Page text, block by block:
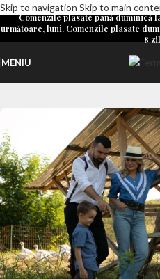
Skip to navigation Skip to main
Comenzile plasate până duminică
următoare, luni. Comenzile plasate
8
MENIU